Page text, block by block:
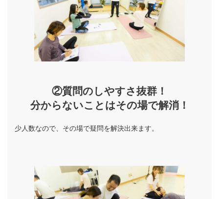
②質問のしやすさ抜群！
分からないことはその場で解消！
少人数なので、その場で疑問を解決出来ます。